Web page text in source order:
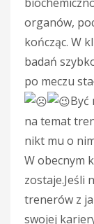
organów,
kończąc. W
badań
po meczu
Być
na temat
nikt mu o
W obecnym
zostaje.Jeśli
trenerów z
swojej